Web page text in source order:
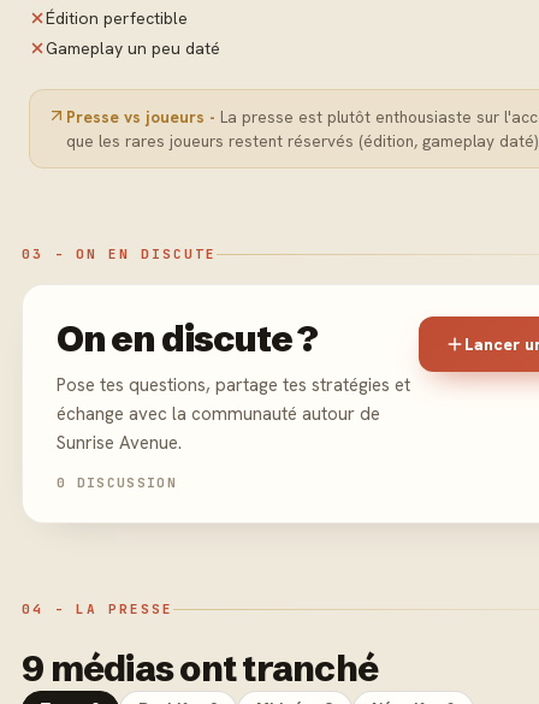
Édition perfectible
Gameplay un peu daté
Presse vs joueurs - La presse est plutôt enthousiaste sur
que les rares joueurs restent réservés (édition, gameplay
03 - ON EN DISCUTE
On en discute ?
Pose tes questions, partage tes stratégies et
échange avec la communauté autour de
Sunrise Avenue.
0 DISCUSSION
Lancer
04 - LA PRESSE
9 médias ont tranché